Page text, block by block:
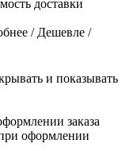
доставки
/ Дешевле /
и показывать
заказа
оформлении